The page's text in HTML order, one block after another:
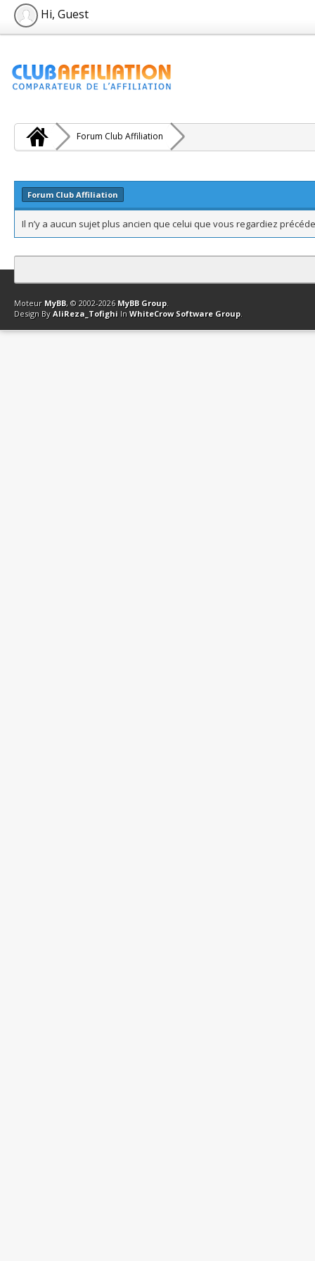
Hi, Guest
Forum Club Affiliation
Forum Club Affiliation
Il n’y a aucun sujet plus ancien que celui que vous regardiez
Contact Club Affiliation Retourner en haut Version bas-débit
Moteur MyBB, © 2002-2026 MyBB Group.
Design By AliReza_Tofighi In WhiteCrow Software Group.